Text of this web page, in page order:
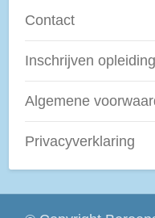
Contact
Inschrijven opleiding
Algemene
Privacyverklaring